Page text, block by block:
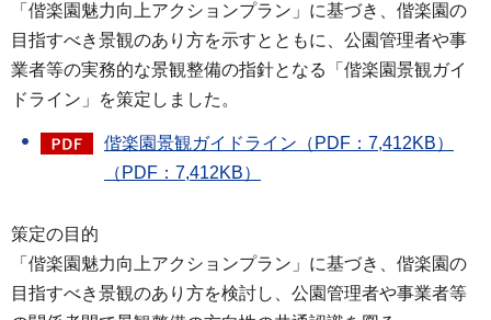
「偕楽園魅力向上アクションプラン」に基づき、偕楽園の
目指すべき景観のあり方を示すとともに、公園管理者や事
業者等の実務的な景観整備の指針となる「偕楽園景観ガイ
ドライン」を策定しました。
偕楽園景観ガイドライン（PDF：7,412KB）
（PDF：7,412KB）
策定の目的
「偕楽園魅力向上アクションプラン」に基づき、偕楽園の
目指すべき景観のあり方を検討し、公園管理者や事業者等